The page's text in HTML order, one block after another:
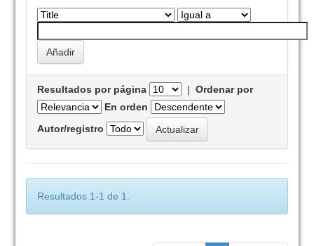
Resultados por página |Ordenar por
En orden
Autor/registro
Resultados 1-1 de 1.